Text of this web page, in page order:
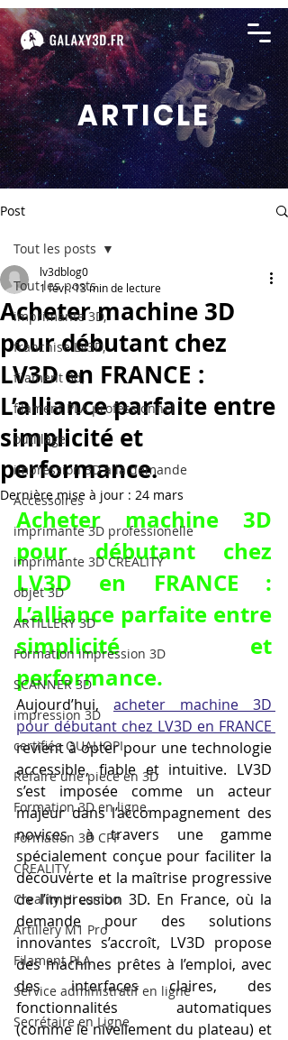
ARTICLE
Post
Tout les posts
imprimante 3D,
franchise LV3D,
filament 3d,
filament PLA professionnel
outillage
impression 3D à la demande
Accessoires
imprimante 3D professionelle
imprimante 3D CREALITY
objet 3D
ARTILLERY 3D
Formation impression 3D
SCANNER 3D
impression 3D
certifiée QUALIOPI
Refaire une piece en 3D
Formation 3D en ligne.
Formation 3D CPF
CREALITY,
Creality Hi combo
Artillery M1 Pro
Filament PLA
Service administratif en ligne
Secrétaire en Ligne
Tout les posts
Acheter machine 3D
pour débutant chez
LV3D en FRANCE :
L’alliance parfaite entre
simplicité et
performance.
lv3dblog0
1 févr.13 min de lecture
Dernière mise à jour : 24 mars
Acheter machine 3D
pour débutant chez
LV3D en FRANCE :
L’alliance parfaite entre
simplicité et
performance.
Aujourd’hui, acheter machine 3D
revient à opter pour une technologie
accessible, fiable et intuitive. LV3D
s’est imposée comme un acteur
majeur dans l’accompagnement des
novices à travers une gamme
spécialement conçue pour faciliter la
découverte et la maîtrise progressive
de l’impression 3D. En France, où la
demande pour des solutions
innovantes s’accroît, LV3D propose
des machines prêtes à l’emploi, avec
des interfaces claires, des
fonctionnalités automatiques
(comme le nivellement du plateau) et